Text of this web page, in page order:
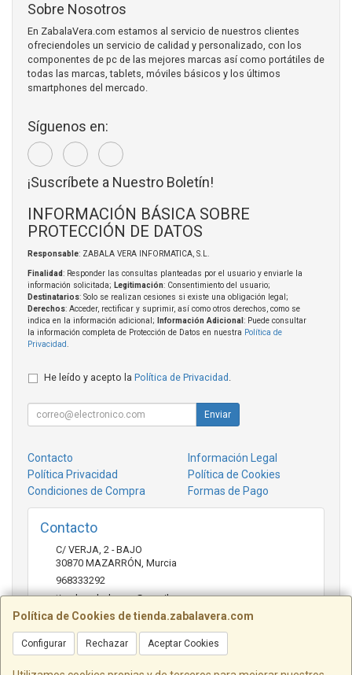
Política de Cookies de tienda.zabalavera.com
Configurar Rechazar Aceptar Cookies
Sobre Nosotros
En ZabalaVera.com estamos al servicio de nuestros clientes
ofreciendoles un servicio de calidad y personalizado, con los
componentes de pc de las mejores marcas así como portátiles de
todas las marcas, tablets, móviles básicos y los últimos
smartphones del mercado.
Síguenos en:
¡Suscríbete a Nuestro Boletín!
INFORMACIÓN BÁSICA SOBRE
PROTECCIÓN DE DATOS
Responsable: ZABALA VERA INFORMATICA, S.L.
Finalidad: Responder las consultas planteadas por el usuario y enviarle la
información solicitada; Legitimación: Consentimiento del usuario;
Destinatarios: Solo se realizan cesiones si existe una obligación legal;
Derechos: Acceder, rectificar y suprimir, así como otros derechos, como se
indica en la información adicional;
Información Adicional : Puede consultar
la información completa de Protección de Datos en nuestra Política de
Privacidad.
He leído y acepto la Política de Privacidad .
Enviar
Contacto
Información Legal
Política Privacidad
Política de Cookies
Condiciones de Compra
Formas de Pago
Contacto
C/ VERJA, 2 - BAJO
30870 MAZARRÓN, Murcia
968333292
tienda.zabalavera@gmail.com
Horario
9:30-14:00 y 17:30-20:00